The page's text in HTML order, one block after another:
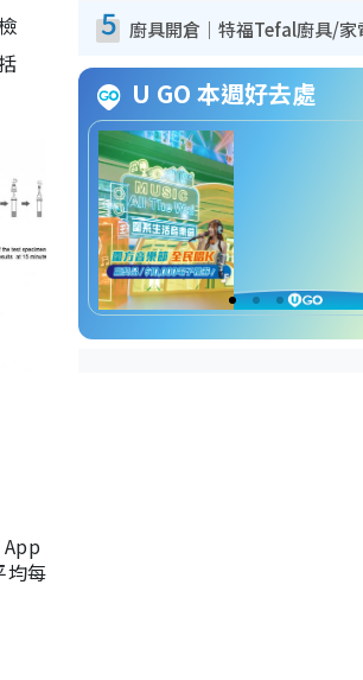
均每
5
U GO 本週好去處